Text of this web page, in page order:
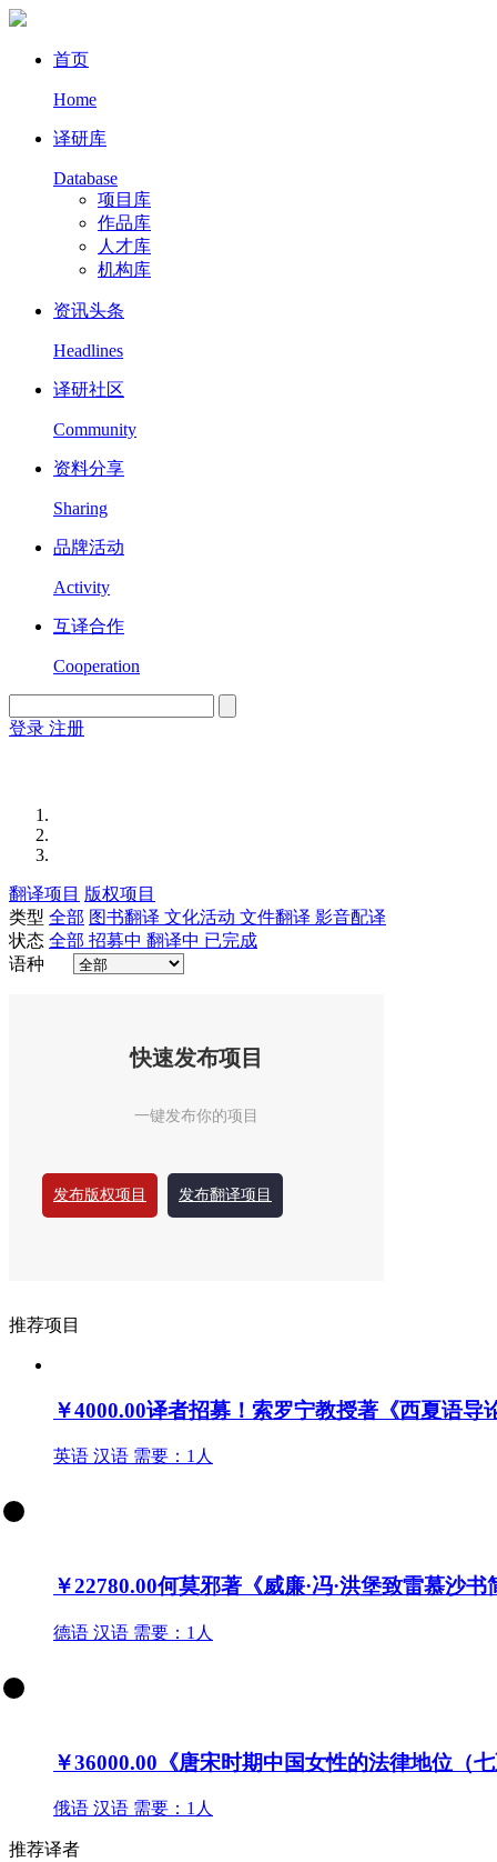
首页
Home
译研库
Database
项目库
作品库
人才库
机构库
资讯头条
Headlines
译研社区
Community
资料分享
Sharing
品牌活动
Activity
互译合作
Cooperation
登录 注册
翻译项目 版权项目
类型 全部 图书翻译 文化活动 文件翻译 影音配译
状态 全部 招募中 翻译中 已完成
语种
快速发布项目
一键发布你的项目
发布版权项目 发布翻译项目
推荐项目
￥4000.00译者招募！索罗宁教授著《西夏语导
英语 汉语 需要：1人
￥22780.00何莫邪著《威廉·冯·洪堡致雷慕沙
德语 汉语 需要：1人
￥36000.00 《唐宋时期中国女性的法律地位（
俄语 汉语 需要：1人
推荐译者